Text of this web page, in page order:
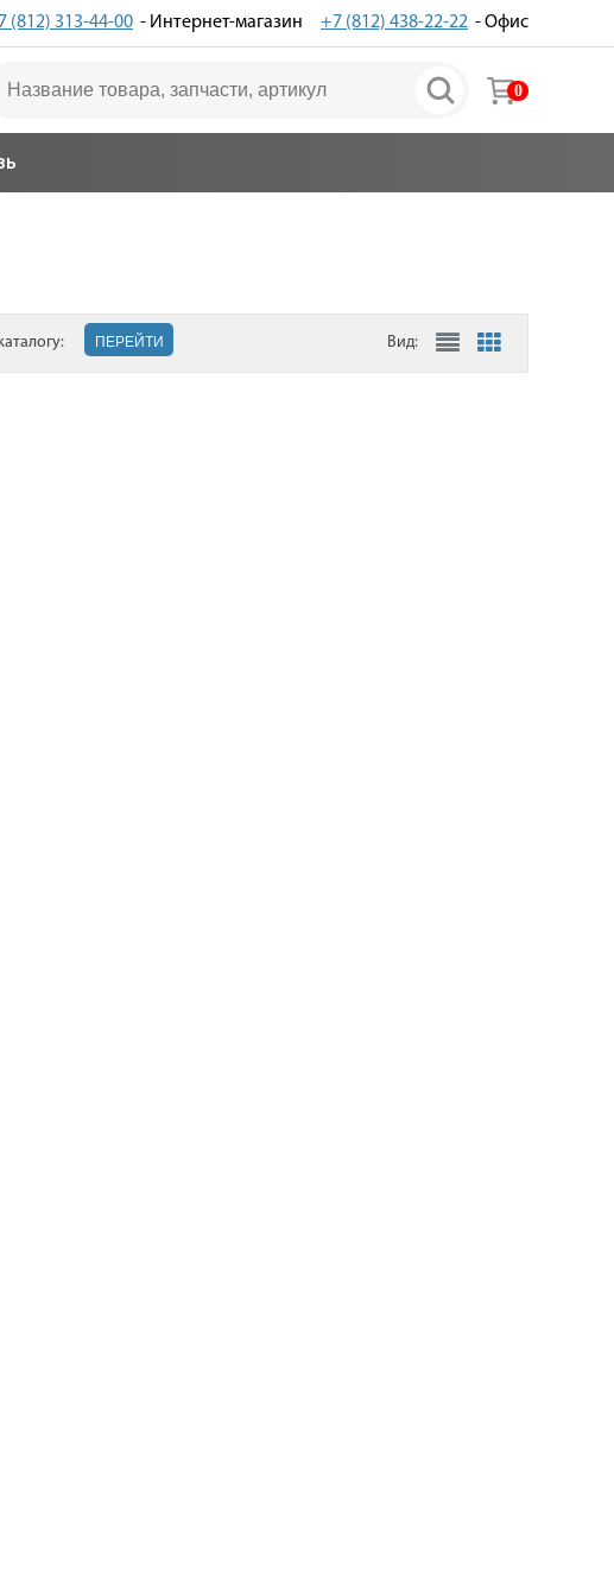
(812) 313-44-00 - Интернет-магазин +7 (812) 438-22-22 - Офис
0
ПЕРЕЙТИ Вид: